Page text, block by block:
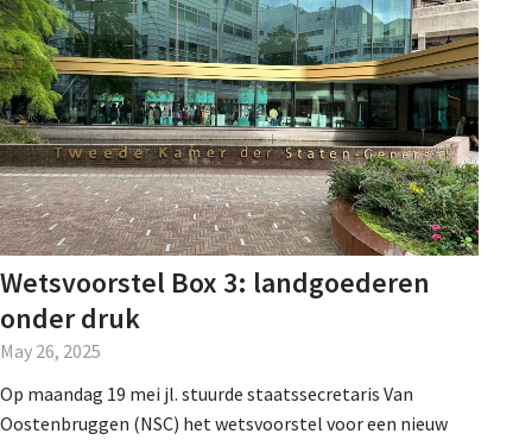
Wetsvoorstel Box 3: landgoederen
onder druk
May 26, 2025
Op maandag 19 mei jl. stuurde staatssecretaris Van
Oostenbruggen (NSC) het wetsvoorstel voor een nieuw